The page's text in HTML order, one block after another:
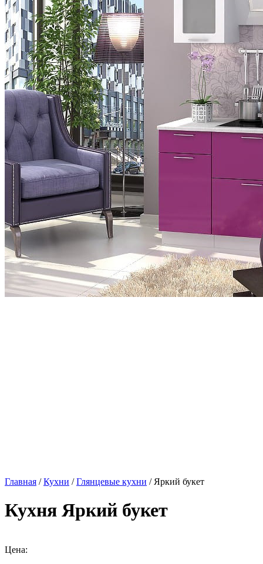
Главная /Кухни /Глянцевые кухни / Яркий букет
Кухня Яркий букет
Цена: